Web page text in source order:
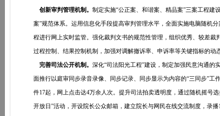
创新审判管理机制。 制定实施“公正案、和谐案、精品案”三案工程建
案”规范体系。运用信息化手段提高审判管理水平，全面实施电脑随机
程进行网上实时监管。强化裁判文书的规范性管理，组织优秀、较差
过程控制、结果控制机制，加强对调解撤诉率、申诉率等关键指标的动
完善司法公开机制。 深化“司法阳光工程”建设，制定加强民意沟通的
面推行以庭审同步录音录像、同步记录、同步显示为内容的“三同步”
件17起，网上点击达4万余人次。提升司法拍卖透明度，通过随机摇号
开放日”活动，开设院长公众邮箱，建立院长与网民在线交流制度，录